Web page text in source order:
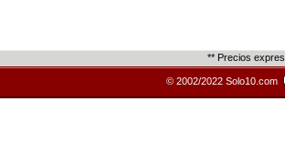
** Precios
© 2002/2022 Solo10.com